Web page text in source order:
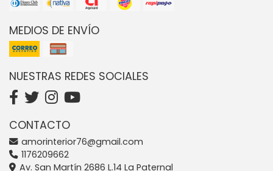
MEDIOS DE ENVÍO
NUESTRAS REDES SOCIALES
CONTACTO
amorinterior76@gmail.com
1176209662
Av. San Martín 2686 L.14 La Paternal